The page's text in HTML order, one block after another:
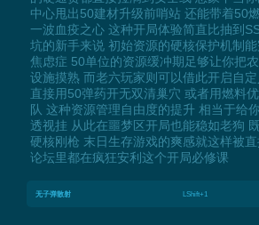
中心甩出50建材升级前哨站 还能带着50
一波血疫之心 这种开局体验简直比抽到
坑的新手来说 初始资源的硬核保护机制
焦虑症 50单位的资源缓冲期足够让你把
设施摸熟 而老六玩家则可以借此开启自
直接用50弹药开无双清巢穴 或者用燃料
队 这种资源管理自由度的提升 相当于给
透视挂 从此在噩梦区开局也能稳如老狗
硬核刚枪 末日生存游戏的爽感就这样被
论坛里都在疯狂安利这个开局必修课
无子弹散射 LShift+1